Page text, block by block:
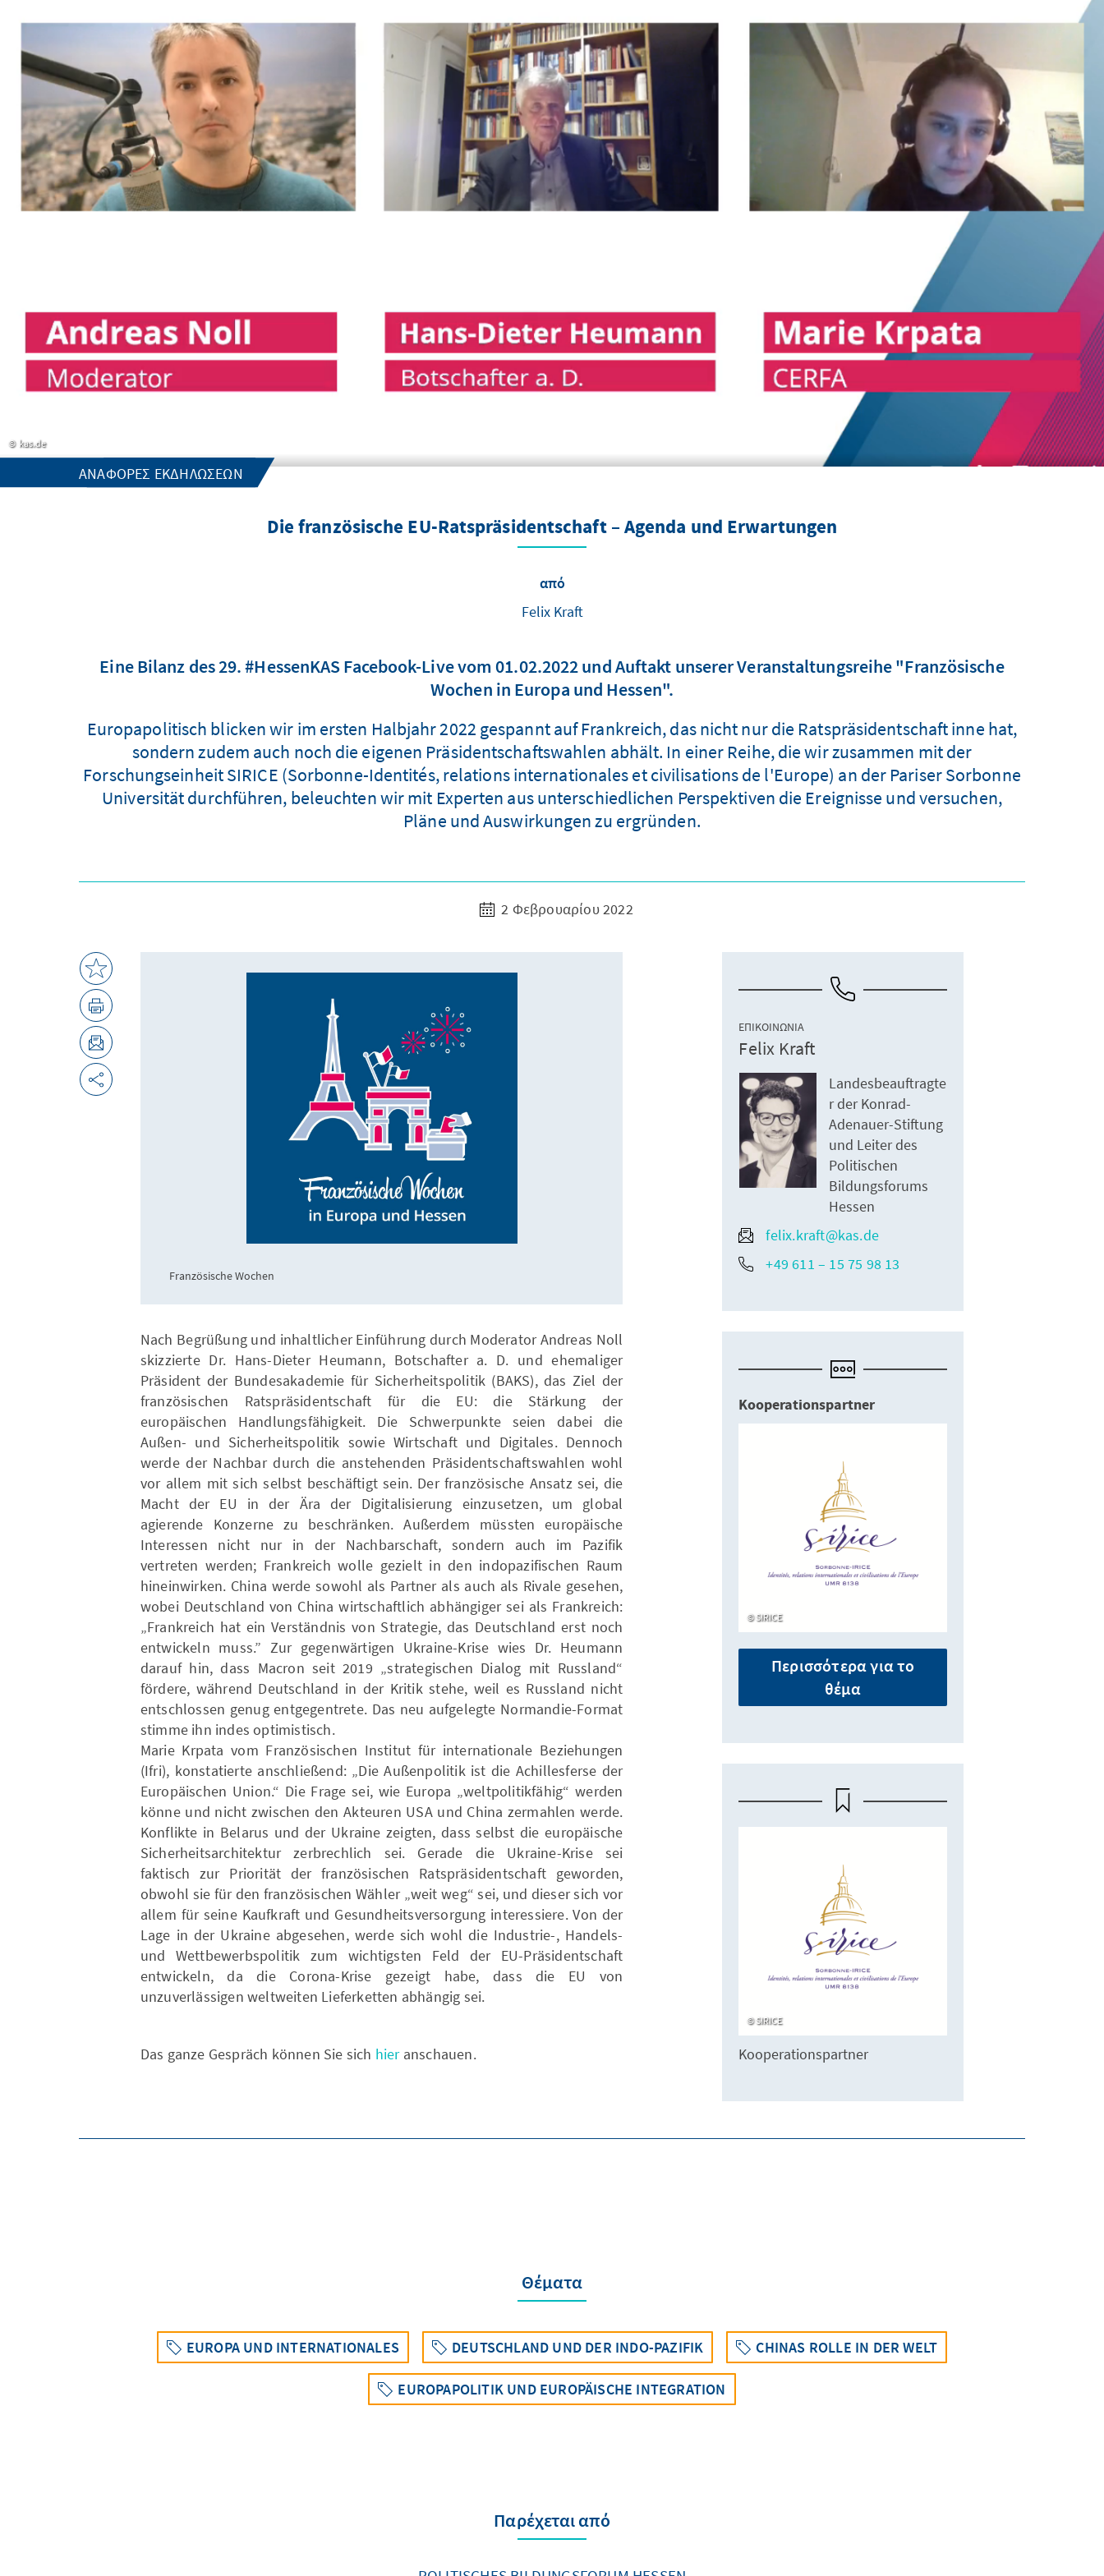
kas.de
ΑΝΑΦΟΡΈΣ ΕΚΔΗΛΏΣΕΩΝ
Die französische EU-Ratspräsidentschaft – Agenda und Erwartungen
από
Felix Kraft
Eine Bilanz des 29. #HessenKAS Facebook-Live vom 01.02.2022 und Auftakt unserer Veranstaltungsreihe "Französische
Wochen in Europa und Hessen".
Europapolitisch blicken wir im ersten Halbjahr 2022 gespannt auf Frankreich, das nicht nur die Ratspräsidentschaft inne hat,
sondern zudem auch noch die eigenen Präsidentschaftswahlen abhält. In einer Reihe, die wir zusammen mit der
Forschungseinheit SIRICE (Sorbonne-Identités, relations internationales et civilisations de l'Europe) an der Pariser Sorbonne
Universität durchführen, beleuchten wir mit Experten aus unterschiedlichen Perspektiven die Ereignisse und versuchen,
Pläne und Auswirkungen zu ergründen.
2 Φεβρουαρίου 2022
Französische Wochen
Nach Begrüßung und inhaltlicher Einführung durch Moderator Andreas Noll
skizzierte Dr. Hans-Dieter Heumann, Botschafter a. D. und ehemaliger
Präsident der Bundesakademie für Sicherheitspolitik (BAKS), das Ziel der
französischen Ratspräsidentschaft für die EU: die Stärkung der
europäischen Handlungsfähigkeit. Die Schwerpunkte seien dabei die
Außen- und Sicherheitspolitik sowie Wirtschaft und Digitales. Dennoch
werde der Nachbar durch die anstehenden Präsidentschaftswahlen wohl
vor allem mit sich selbst beschäftigt sein. Der französische Ansatz sei, die
Macht der EU in der Ära der Digitalisierung einzusetzen, um global
agierende Konzerne zu beschränken. Außerdem müssten europäische
Interessen nicht nur in der Nachbarschaft, sondern auch im Pazifik
vertreten werden; Frankreich wolle gezielt in den indopazifischen Raum
hineinwirken. China werde sowohl als Partner als auch als Rivale gesehen,
wobei Deutschland von China wirtschaftlich abhängiger sei als Frankreich:
„Frankreich hat ein Verständnis von Strategie, das Deutschland erst noch
entwickeln muss.” Zur gegenwärtigen Ukraine-Krise wies Dr. Heumann
darauf hin, dass Macron seit 2019 „strategischen Dialog mit Russland“
fördere, während Deutschland in der Kritik stehe, weil es Russland nicht
entschlossen genug entgegentrete. Das neu aufgelegte Normandie-Format
stimme ihn indes optimistisch.
Marie Krpata vom Französischen Institut für internationale Beziehungen
(Ifri), konstatierte anschließend: „Die Außenpolitik ist die Achillesferse der
Europäischen Union.“ Die Frage sei, wie Europa „weltpolitikfähig“ werden
könne und nicht zwischen den Akteuren USA und China zermahlen werde.
Konflikte in Belarus und der Ukraine zeigten, dass selbst die europäische
Sicherheitsarchitektur zerbrechlich sei. Gerade die Ukraine-Krise sei
faktisch zur Priorität der französischen Ratspräsidentschaft geworden,
obwohl sie für den französischen Wähler „weit weg“ sei, und dieser sich vor
allem für seine Kaufkraft und Gesundheitsversorgung interessiere. Von der
Lage in der Ukraine abgesehen, werde sich wohl die Industrie-, Handels-
und Wettbewerbspolitik zum wichtigsten Feld der EU-Präsidentschaft
entwickeln, da die Corona-Krise gezeigt habe, dass die EU von
unzuverlässigen weltweiten Lieferketten abhängig sei.
Das ganze Gespräch können Sie sich hier anschauen.
ΕΠΙΚΟΙΝΩΝΊΑ
Felix Kraft
Landesbeauftragte
r der Konrad-
Adenauer-Stiftung
und Leiter des
Politischen
Bildungsforums
Hessen
felix.kraft@kas.de
+49 611 – 15 75 98 13
Kooperationspartner
SIRICE
Περισσότερα για το
θέμα
SIRICE
Kooperationspartner
Θέματα
EUROPA UND INTERNATIONALES DEUTSCHLAND UND DER INDO-PAZIFIK CHINAS ROLLE IN DER WELT
EUROPAPOLITIK UND EUROPÄISCHE INTEGRATION
Παρέχεται από